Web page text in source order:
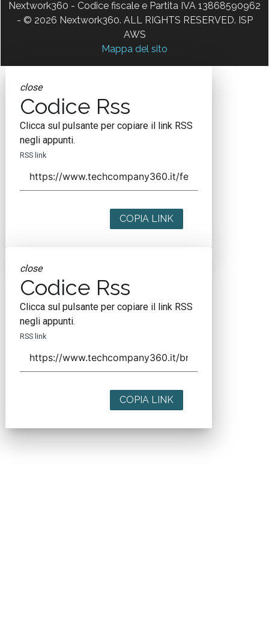
Nextwork360 - Codice fiscale e Partita IVA 13868590962
- © 2026 Nextwork360. ALL RIGHTS RESERVED. ISP
AWS
Mappa del sito
close
Codice Rss
Clicca sul pulsante per copiare il link RSS
negli appunti.
RSS link
COPIA LINK
close
Codice Rss
Clicca sul pulsante per copiare il link RSS
negli appunti.
RSS link
COPIA LINK